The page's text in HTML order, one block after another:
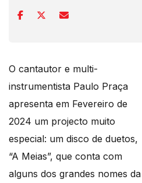
O cantautor e multi-
instrumentista Paulo Praça
apresenta em Fevereiro de
2024 um projecto muito
especial: um disco de duetos,
“A Meias”, que conta com
alguns dos grandes nomes da